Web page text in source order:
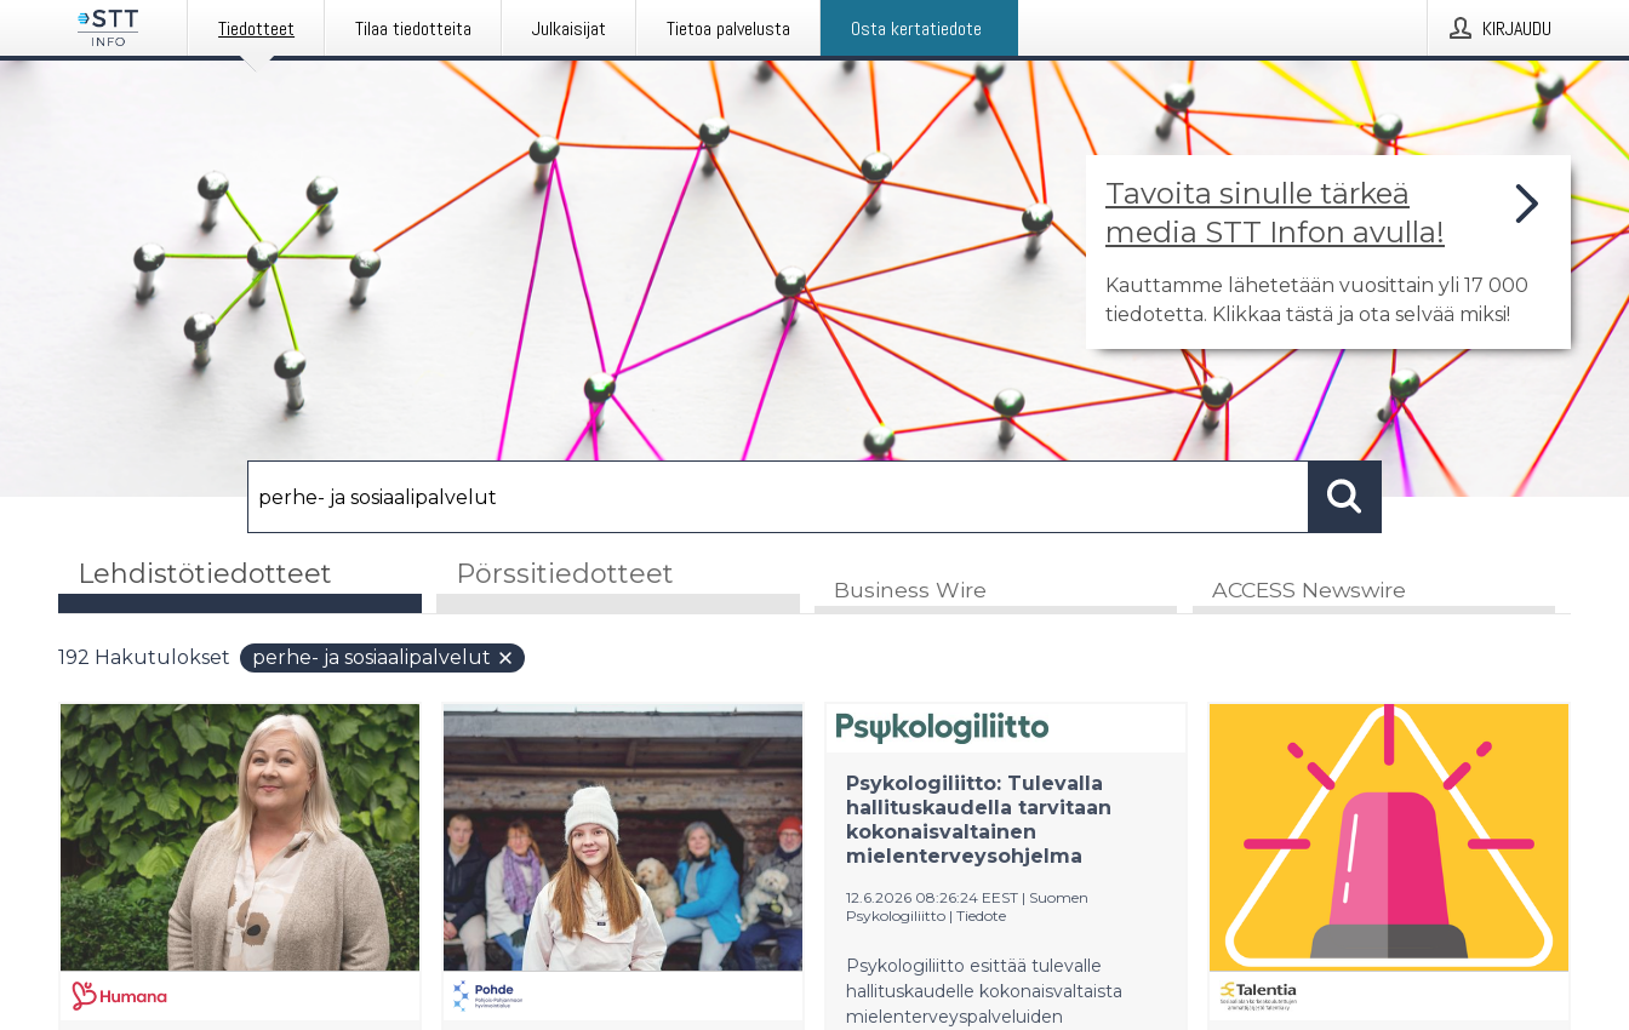
Tiedotteet Tilaa tiedotteita Julkaisijat Tietoa palvelusta Osta kertatiedote KIRJAUDU
Tavoita sinulle tärkeä
media STT Infon avulla!
Kauttamme lähetetään vuosittain yli 17 000
tiedotetta. Klikkaa tästä ja ota selvää miksi!
Lehdistötiedotteet Pörssitiedotteet Business Wire ACCESS Newswire
192 Hakutulokset perhe- ja sosiaalipalvelut
Psykologiliitto: Tulevalla
hallituskaudella tarvitaan
kokonaisvaltainen
mielenterveysohjelma
12.6.2026 08:26:24 EEST | Suomen
Psykologiliitto | Tiedote
Psykologiliitto esittää tulevalle
hallituskaudelle kokonaisvaltaista
mielenterveyspalveluiden